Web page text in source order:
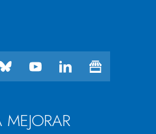
MEJORAR